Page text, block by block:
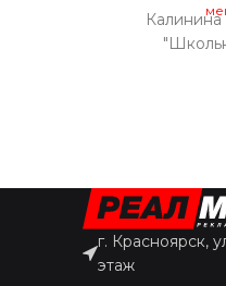
Калинина
г. Красноярск,
этаж